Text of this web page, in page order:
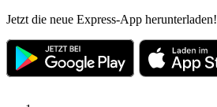
Jetzt die neue Express-App herunterladen!